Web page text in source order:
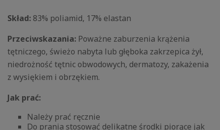
Skład: 83% poliamid, 17% elastan
Przeciwskazania: Poważne zaburzenia krążenia
tętniczego, świeżo nabyta lub głęboka zakrzepica żył,
niedrożność tętnic obwodowych, dermatozy, zakażenia
z wysiękiem i obrzękiem.
Jak prać:
Należy prać ręcznie
Do prania stosować delikatne środki piorące jak